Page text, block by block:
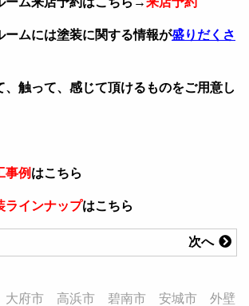
ームには塗装に関する情報が盛りだくさ
、触って、感じて頂けるものをご用意し
事例 はこちら
ラインナップはこちら
次へ
府市 高浜市 碧南市 安城市 外壁